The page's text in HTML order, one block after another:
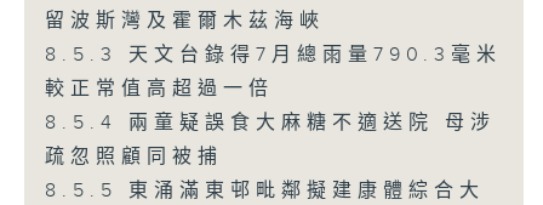
留波斯灣及霍爾木茲海峽
8.5.3 天文台錄得7月總雨量790.3毫米
較正常值高超過一倍
8.5.4 兩童疑誤食大麻糖不適送院 母涉
疏忽照顧同被捕
8.5.5 東涌滿東邨毗鄰擬建康體綜合大